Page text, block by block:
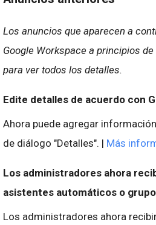
Los anuncios que aparecen a
Google Workspace a principios
para ver todos los detalles.
Edite detalles de acuerdo con
Ahora puede agregar
de diálogo "Detalles". | Más
Los administradores ahora
asistentes automáticos o
Los administradores ahora